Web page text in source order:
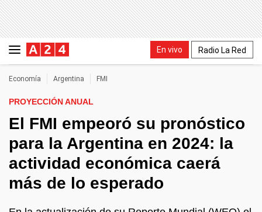
En vivo Radio La Red
Economía Argentina FMI
PROYECCIÓN ANUAL
El FMI empeoró su pronóstico
para la Argentina en 2024: la
actividad económica caerá
más de lo esperado